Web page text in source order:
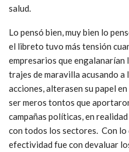
salud.
Lo pensó bien, muy bien lo
el libreto tuvo más tensión
empresarios que engalanarían
trajes de maravilla acusando a
acciones, alterasen su papel
ser meros tontos que
campañas políticas, en
con todos los sectores. Con
efectividad fue con devaluar